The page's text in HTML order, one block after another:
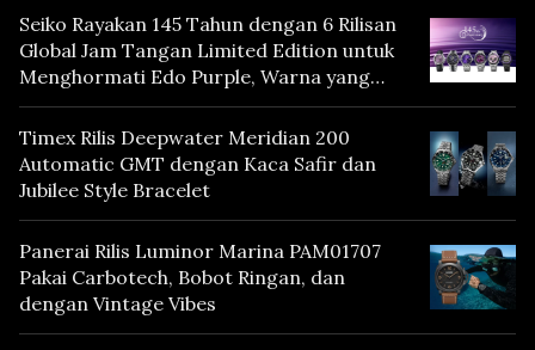
Seiko Rayakan 145 Tahun dengan 6 Rilisan
Global Jam Tangan Limited Edition untuk
Menghormati Edo Purple, Warna yang
Mencerminkan Warisan Tokyo
Timex Rilis Deepwater Meridian 200
Automatic GMT dengan Kaca Safir dan
Jubilee Style Bracelet
Panerai Rilis Luminor Marina PAM01707
Pakai Carbotech, Bobot Ringan, dan
dengan Vintage Vibes